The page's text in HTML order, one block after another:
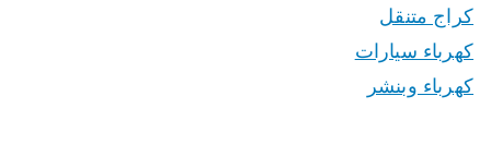
كراج متنقل
كهرباء سيارات
كهرباء وبنشر